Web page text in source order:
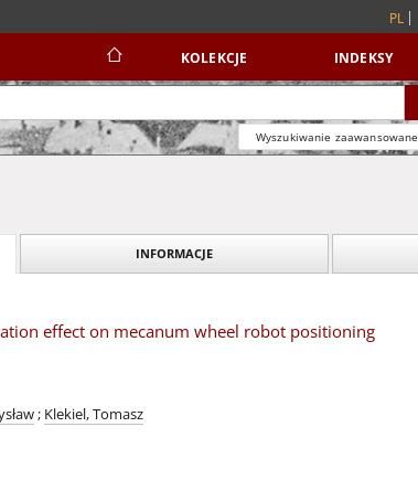
PL
KOLEKCJE INDEKSY
Wyszukiwanie zaawansowane
INFORMACJE
effect on mecanum wheel robot positioning
; Klekiel, Tomasz